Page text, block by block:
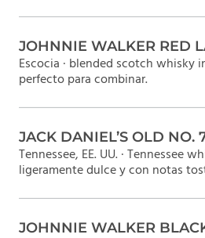
JOHNNIE WALKER RED
Escocia · blended scotch whisky
perfecto para combinar.
JACK DANIEL’S OLD NO.
Tennessee, EE. UU. · Tennessee
ligeramente dulce y con notas
JOHNNIE WALKER